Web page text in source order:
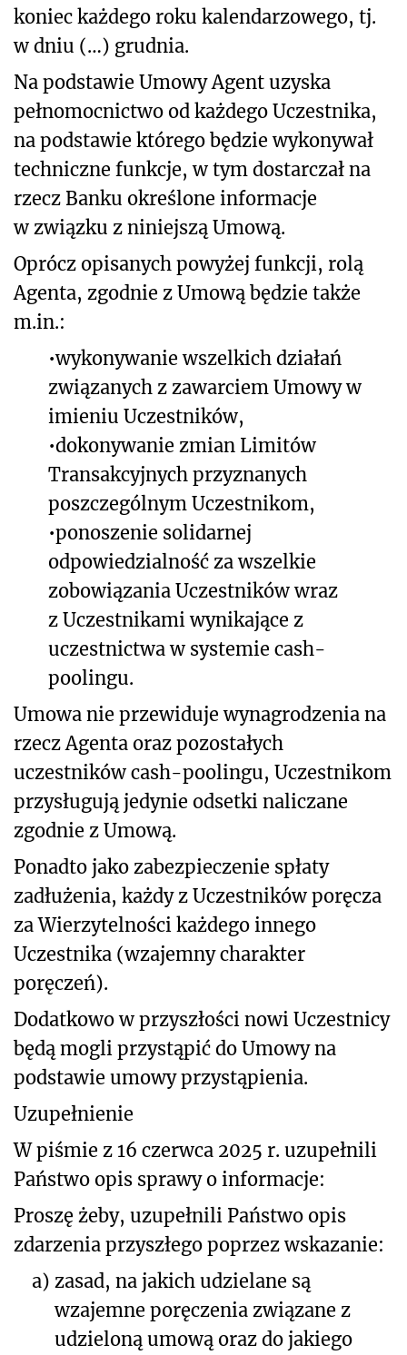
koniec każdego roku kalendarzowego, tj.
w dniu (…) grudnia.
Na podstawie Umowy Agent uzyska
pełnomocnictwo od każdego Uczestnika,
na podstawie którego będzie wykonywał
techniczne funkcje, w tym dostarczał na
rzecz Banku określone informacje
w związku z niniejszą Umową.
Oprócz opisanych powyżej funkcji, rolą
Agenta, zgodnie z Umową będzie także
m.in.:
•wykonywanie wszelkich działań
związanych z zawarciem Umowy w
imieniu Uczestników,
•dokonywanie zmian Limitów
Transakcyjnych przyznanych
poszczególnym Uczestnikom,
•ponoszenie solidarnej
odpowiedzialność za wszelkie
zobowiązania Uczestników wraz
z Uczestnikami wynikające z
uczestnictwa w systemie cash-
poolingu.
Umowa nie przewiduje wynagrodzenia na
rzecz Agenta oraz pozostałych
uczestników cash-poolingu, Uczestnikom
przysługują jedynie odsetki naliczane
zgodnie z Umową.
Ponadto jako zabezpieczenie spłaty
zadłużenia, każdy z Uczestników poręcza
za Wierzytelności każdego innego
Uczestnika (wzajemny charakter
poręczeń).
Dodatkowo w przyszłości nowi Uczestnicy
będą mogli przystąpić do Umowy na
podstawie umowy przystąpienia.
Uzupełnienie
W piśmie z 16 czerwca 2025 r. uzupełnili
Państwo opis sprawy o informacje:
Proszę żeby, uzupełnili Państwo opis
zdarzenia przyszłego poprzez wskazanie:
a) zasad, na jakich udzielane są
wzajemne poręczenia związane z
udzieloną umową oraz do jakiego